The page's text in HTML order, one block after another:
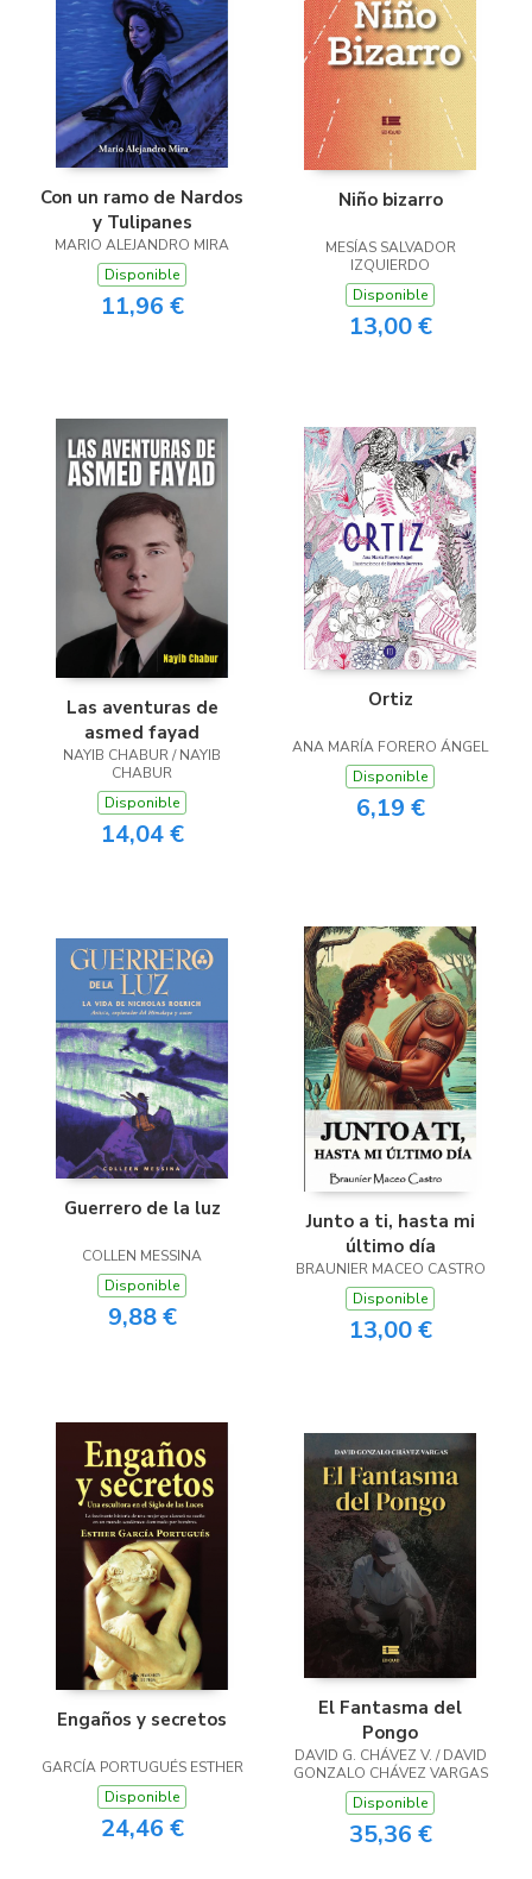
Con un ramo de Nardos
y Tulipanes
MARIO ALEJANDRO MIRA
Disponible
11,96 €
Niño bizarro
MESÍAS SALVADOR
IZQUIERDO
Disponible
13,00 €
Las aventuras de
asmed fayad
NAYIB CHABUR / NAYIB
CHABUR
Disponible
14,04 €
Ortiz
ANA MARÍA FORERO ÁNGEL
Disponible
6,19 €
Guerrero de la luz
COLLEN MESSINA
Disponible
9,88 €
Junto a ti, hasta mi
último día
BRAUNIER MACEO CASTRO
Disponible
13,00 €
Engaños y secretos
GARCÍA PORTUGUÉS ESTHER
Disponible
24,46 €
El Fantasma del
Pongo
DAVID G. CHÁVEZ V. / DAVID
GONZALO CHÁVEZ VARGAS
Disponible
35,36 €